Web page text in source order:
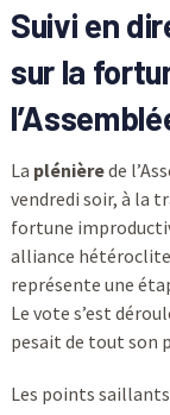
Suivi en
sur la
La plénièrede
vendredi soir, à la
fortune
alliance
représente une
Le vote s’est
pesait de tout son
Les points